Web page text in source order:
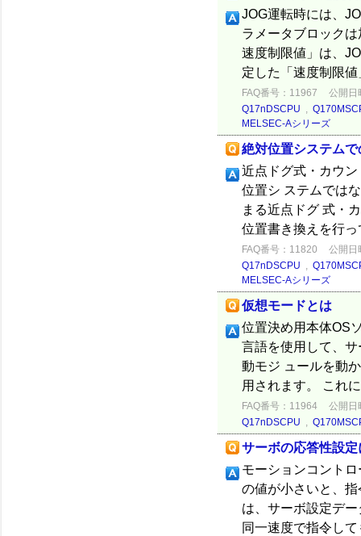
JOG運転時には、
ラメータブロック
速度制限値」は、
定した「速度制限
FAQ番号：11967
公開日
Q17nDSCPU ,
MELSEC-Aシリーズ
絶対位置システム
近点ドグ式・カウ
位置シ ステムでは
まる近点ドグ 式・
位置書き換えを行
FAQ番号：11820
公開日
Q17nDSCPU ,
MELSEC-Aシリーズ
仮想モードとは
位置決め用本体OS
言語を使用して、
動モジ ュールを動
用されます。 これ
FAQ番号：11964
公開日
Q17nDSCPU ,
サーボの応答性設定
モーションコント
の値が小さいと、
は、サーボ設定デ
同一速度で指令し